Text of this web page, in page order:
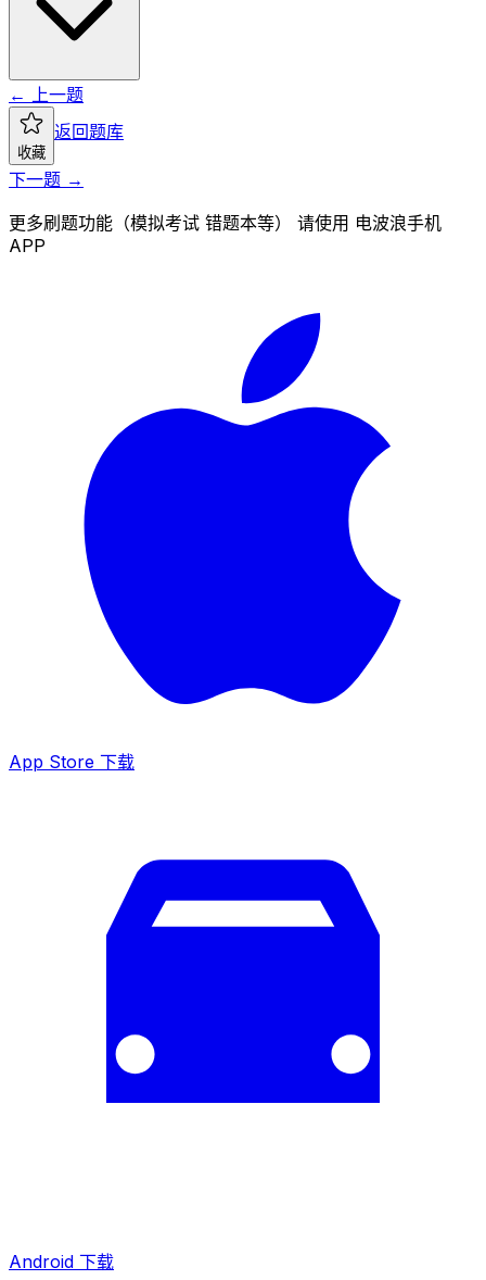
← 上一题
收藏
返回题库
下一题 →
更多刷题功能（模拟考试 错题本等） 请使用 电波浪手机
APP
App Store 下载
Android 下载